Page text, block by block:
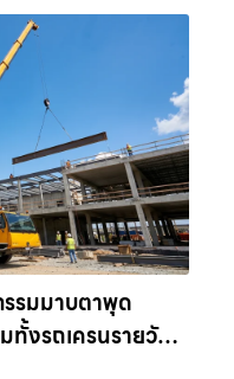
รมมาบตาพุด
ทั้งรถเครนรายวัน